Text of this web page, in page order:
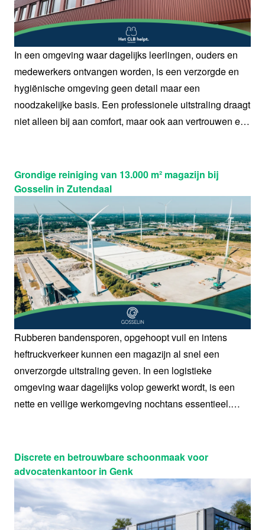
In een omgeving waar dagelijks leerlingen, ouders en
medewerkers ontvangen worden, is een verzorgde en
hygiënische omgeving geen detail maar een
noodzakelijke basis. Een professionele uitstraling draagt
niet alleen bij aan comfort, maar ook aan vertrouwen en
dagelijkse werking en de specifieke noden van hun
verschillende ruimtes.
Grondige reiniging van 13.000 m² magazijn bij
Gosselin in Zutendaal
Rubberen bandensporen, opgehoopt vuil en intens
heftruckverkeer kunnen een magazijn al snel een
onverzorgde uitstraling geven. In een logistieke
omgeving waar dagelijks volop gewerkt wordt, is een
nette en veilige werkomgeving nochtans essentieel.
proper en representatief te maken, zonder de dagelijkse
activiteiten te onderbreken.
Discrete en betrouwbare schoonmaak voor
advocatenkantoor in Genk